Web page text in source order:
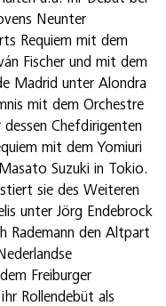
Neunter
Requiem mit dem
Fischer und mit dem
Madrid unter Alondra
mit dem Orchestre
dessen Chefdirigenten
mit dem Yomiuri
Suzuki in Tokio.
sie des Weiteren
unter Jörg Endebrock
Rademann den Altpart
Freiburger
Rollendebüt als